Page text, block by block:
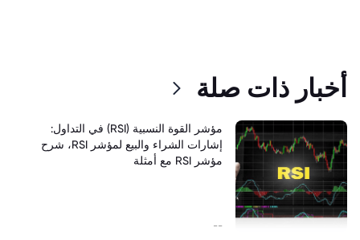
أخبار ذات صلة
مؤشر القوة النسبية (RSI) في التداول:
إشارات الشراء والبيع لمؤشر RSI، شرح
مؤشر RSI مع أمثلة
--